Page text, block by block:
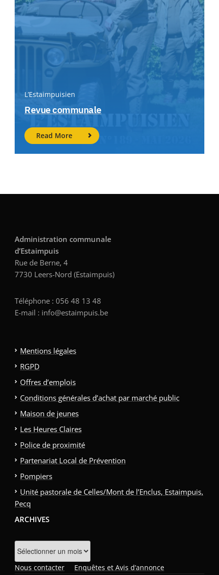
L’Estaimpuisien
Revue communale
Read More
Administration communale
d’Estaimpuis
Rue de Berne, 4
7730 Leers-Nord (Estaimpuis)
Téléphone : 056 48 13 48
E-mail : info@estaimpuis.be
Mentions légales
RGPD
Offres d’emplois
Conditions générales d’achat par marché public
Maison de jeunes
Les Heures Claires
Police de proximité
Partenariat Local de Prévention
Pompiers
Unité pastorale de Celles/Mont de l’Enclus, Estaimpuis,
Pecq
ARCHIVES
Archives
Nous contacter Enquêtes et Avis d’annonce